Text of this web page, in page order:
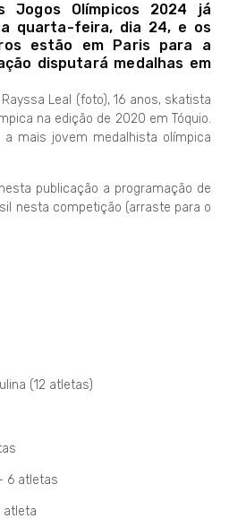
Jogos Olímpicos 2024 já
quarta-feira, dia 24, e os
estão em Paris para a
disputará medalhas em
Leal (foto), 16 anos, skatista
na edição de 2020 em Tóquio.
a mais jovem medalhista olímpica
publicação a programação de
nesta competição (arraste para o
(12 atletas)
6 atletas
atleta